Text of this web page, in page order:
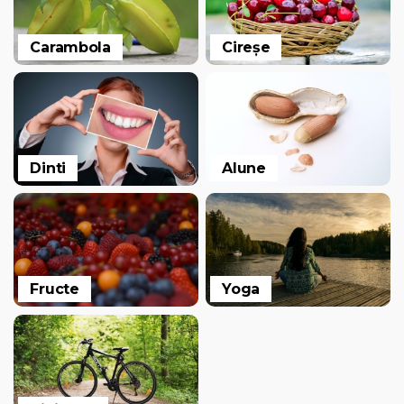
Carambola Cireșe
Dinti Alune
Fructe Yoga